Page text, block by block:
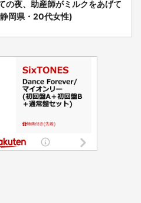
の夜、助産師がミルクをあげて
岡県・20代女性)